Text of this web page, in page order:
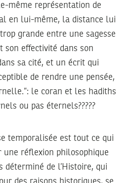
même représentation de
en lui-même, la distance lui
grande entre une sagesse
son effectivité dans son
sa cité, et un écrit qui
de rendre une pensée,
le coran et les hadiths
ou pas éternels?????
temporalisée est tout ce qui
une réflexion philosophique
déterminé de l’Histoire, qui